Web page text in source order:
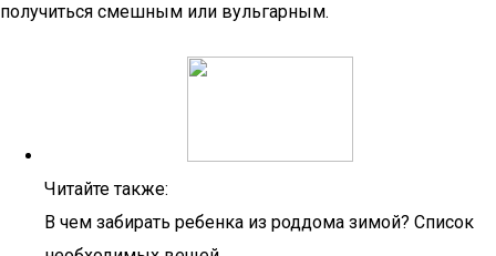
получиться смешным или вульгарным.
Читайте также:
В чем забирать ребенка из роддома зимой? Список